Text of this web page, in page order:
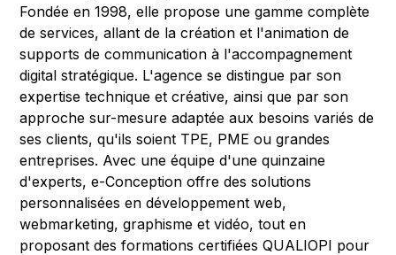
Fondée en 1998, elle propose une gamme complète
de services, allant de la création et l'animation de
supports de communication à l'accompagnement
digital stratégique. L'agence se distingue par son
expertise technique et créative, ainsi que par son
approche sur-mesure adaptée aux besoins variés de
ses clients, qu'ils soient TPE, PME ou grandes
entreprises. Avec une équipe d'une quinzaine
d'experts, e-Conception offre des solutions
personnalisées en développement web,
webmarketing, graphisme et vidéo, tout en
proposant des formations certifiées QUALIOPI pour